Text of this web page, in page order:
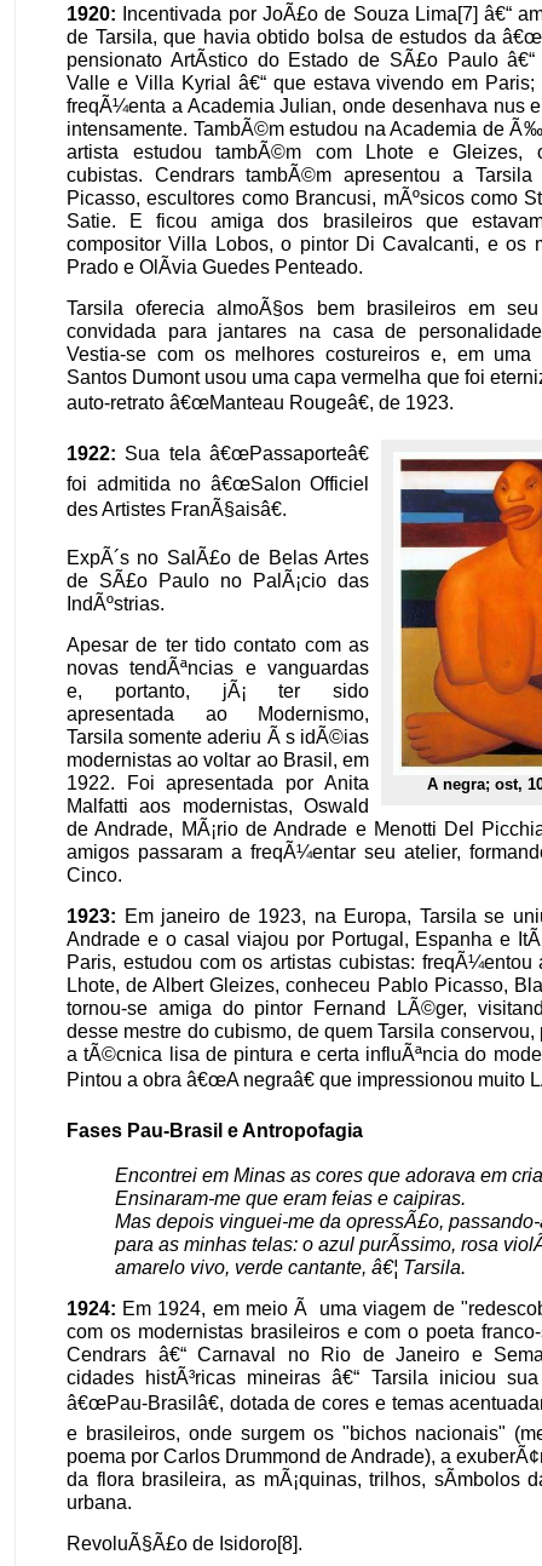
1920: Incentivada por JoÃ£o de Souza Lima[7] â€“
de Tarsila, que havia obtido bolsa de estudos da
pensionato ArtÃ­stico do Estado de SÃ£o Paulo
Valle e Villa Kyrial â€“ que estava vivendo em
freqÃ¼enta a Academia Julian, onde desenhava nus
intensamente. TambÃ©m estudou na Academia de
artista estudou tambÃ©m com Lhote e Gleizes,
cubistas. Cendrars tambÃ©m apresentou a Tarsila
Picasso, escultores como Brancusi, mÃºsicos como
Satie. E ficou amiga dos brasileiros que
compositor Villa Lobos, o pintor Di Cavalcanti, e os
Prado e OlÃ­via Guedes Penteado.
Tarsila oferecia almoÃ§os bem brasileiros em
convidada para jantares na casa de
Vestia-se com os melhores costureiros e, em uma
Santos Dumont usou uma capa vermelha que foi
auto-retrato â€œManteau Rougeâ€, de 1923.
A negra; ost,
1922: Sua tela â€œPassaporteâ€
foi admitida no â€œSalon Officiel
des Artistes FranÃ§aisâ€.
ExpÃ´s no SalÃ£o de Belas Artes
de SÃ£o Paulo no PalÃ¡cio das
IndÃºstrias.
Apesar de ter tido contato com as
novas tendÃªncias e vanguardas
e, portanto, jÃ¡ ter sido
apresentada ao Modernismo,
Tarsila somente aderiu Ã s idÃ©ias
modernistas ao voltar ao Brasil, em
1922. Foi apresentada por Anita
Malfatti aos modernistas, Oswald
de Andrade, MÃ¡rio de Andrade e Menotti Del
amigos passaram a freqÃ¼entar seu atelier,
Cinco.
1923: Em janeiro de 1923, na Europa, Tarsila se
Andrade e o casal viajou por Portugal, Espanha e
Paris, estudou com os artistas cubistas: freqÃ¼entou
Lhote, de Albert Gleizes, conheceu Pablo Picasso,
tornou-se amiga do pintor Fernand LÃ©ger,
desse mestre do cubismo, de quem Tarsila conservou,
a tÃ©cnica lisa de pintura e certa influÃªncia do
Pintou a obra â€œA negraâ€ que impressionou muito
Fases Pau-Brasil e Antropofagia
Encontrei em Minas as cores que adorava em
Ensinaram-me que eram feias e caipiras.
Mas depois vinguei-me da opressÃ£o,
para as minhas telas: o azul purÃ­ssimo, rosa
amarelo vivo, verde cantante, â€¦ Tarsila.
1924: Em 1924, em meio Ã uma viagem de
com os modernistas brasileiros e com o poeta
Cendrars â€“ Carnaval no Rio de Janeiro e
cidades histÃ³ricas mineiras â€“ Tarsila iniciou
â€œPau-Brasilâ€, dotada de cores e temas
e brasileiros, onde surgem os "bichos nacionais"
poema por Carlos Drummond de Andrade), a
da flora brasileira, as mÃ¡quinas, trilhos, sÃ­mbolos
urbana.
RevoluÃ§Ã£o de Isidoro[8].